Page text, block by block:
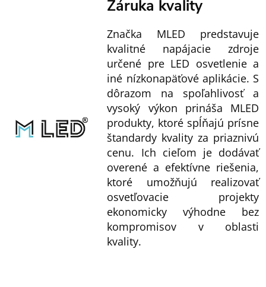
Záruka kvality
Značka MLED predstavuje
kvalitné napájacie zdroje
určené pre LED osvetlenie a
iné nízkonapäťové aplikácie. S
dôrazom na spoľahlivosť a
vysoký výkon prináša MLED
produkty, ktoré spĺňajú prísne
štandardy kvality za priaznivú
cenu. Ich cieľom je dodávať
overené a efektívne riešenia,
ktoré umožňujú realizovať
osvetľovacie projekty
ekonomicky výhodne bez
kompromisov v oblasti
kvality.